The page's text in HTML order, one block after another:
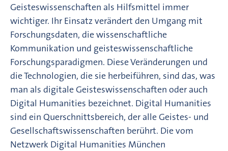
Geisteswissenschaften als Hilfsmittel immer
wichtiger. Ihr Einsatz verändert den Umgang mit
Forschungsdaten, die wissenschaftliche
Kommunikation und geisteswissenschaftliche
Forschungsparadigmen. Diese Veränderungen und
die Technologien, die sie herbeiführen, sind das, was
man als digitale Geisteswissenschaften oder auch
Digital Humanities bezeichnet. Digital Humanities
sind ein Querschnittsbereich, der alle Geistes- und
Gesellschaftswissenschaften berührt. Die vom
Netzwerk Digital Humanities München